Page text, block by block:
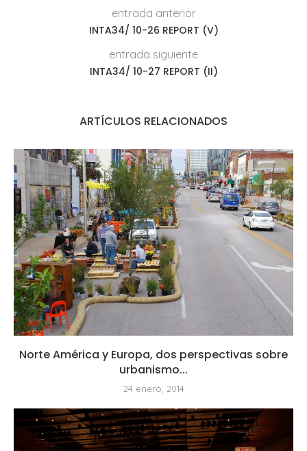
entrada anterior
INTA34/ 10-26 REPORT (V)
entrada siguiente
INTA34/ 10-27 REPORT (II)
ARTÍCULOS RELACIONADOS
Norte América y Europa, dos perspectivas sobre
urbanismo...
24 enero, 2014